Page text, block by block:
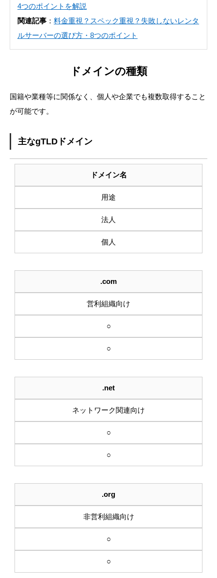
4つのポイントを解説
関連記事 ： 料金重視？スペック重視？失敗しないレンタ
ルサーバーの選び方・8つのポイント
ドメインの種類
国籍や業種等に関係なく、個人や企業でも複数取得すること
が可能です。
主なgTLDドメイン
ドメイン名
用途
法人
個人
.com
営利組織向け
○
○
.net
ネットワーク関連向け
○
○
.org
非営利組織向け
○
○